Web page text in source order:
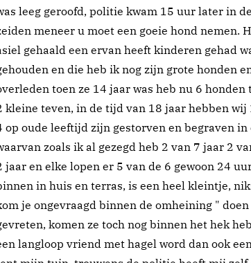
leeg geroofd, politie kwam 15 uur later in
meneer u moet een goeie hond nemen.
gehaald een ervan heeft kinderen gehad
en die heb ik nog zijn grote honden
toen ze 14 jaar was heb nu 6
kleine teven, in de tijd van 18 jaar hebben
op oude leeftijd zijn gestorven en begraven
zoals ik al gezegd heb 2 van 7 jaar 2
jaar en elke lopen er 5 van de 6 gewoon 24
in huis en terras, is een heel kleintje,
je ongevraagd binnen de omheining "
komen ze toch nog binnen het hek
langloop vriend met hagel word dan ook